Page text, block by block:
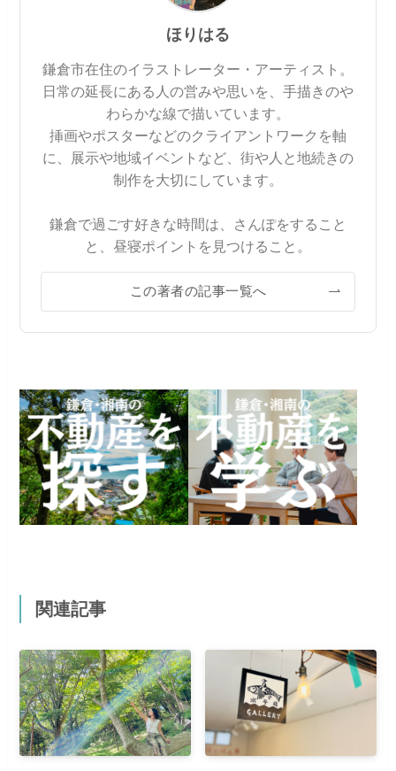
ほりはる
鎌倉市在住のイラストレーター・アーティスト。
日常の延長にある人の営みや思いを、手描きのや
わらかな線で描いています。
挿画やポスターなどのクライアントワークを軸
に、展示や地域イベントなど、街や人と地続きの
制作を大切にしています。
鎌倉で過ごす好きな時間は、さんぽをすること
と、昼寝ポイントを見つけること。
この著者の記事一覧へ
関連記事